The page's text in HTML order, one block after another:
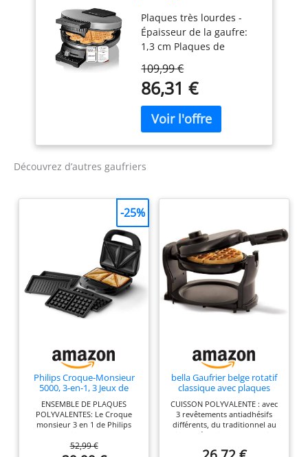
Double revêtement
antiadhésif, 930 W,
taille de la gaufre 16
cm, Plaques très
lourdes, Message
prêt à l'emploi
optique et
acoustique
Plaques très lourdes -
Épaisseur de la gaufre:
1,3 cm Plaques de
revêtement antiadhésif
pour une cuisson peu
grasse Information
optique et acoustique
quand prêt par feu de
signalisation cuisson
Charnières flexibles pour
facile grâce aux
charnières intérieures et
au bac de récupération
des liquides Boîtier en
acier inoxydable brossé
109,99 €
86,31 €
Découvrez d’autres gaufriers
Philips Croque-Monsieur
5000, 3-en-1, 3 Jeux de
ENSEMBLE DE PLAQUES
POLYVALENTES: Le Croque
monsieur 3 en 1 de Philips
plaques interchangeables pour
52,99 €
-25%
bella Gaufrier belge rotatif
classique avec plaques
récupération amovible,
contrôle de brunissement
réglable et poignées
CUISSON POLYVALENTE : avec
3 revêtements antiadhésifs
différents, du traditionnel au
titane-céramique, ce gaufrier